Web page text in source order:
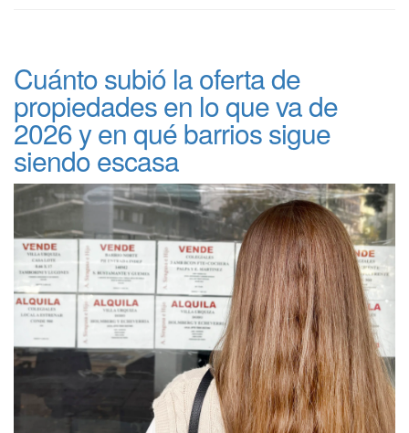
Cuánto subió la oferta de
propiedades en lo que va de
2026 y en qué barrios sigue
siendo escasa